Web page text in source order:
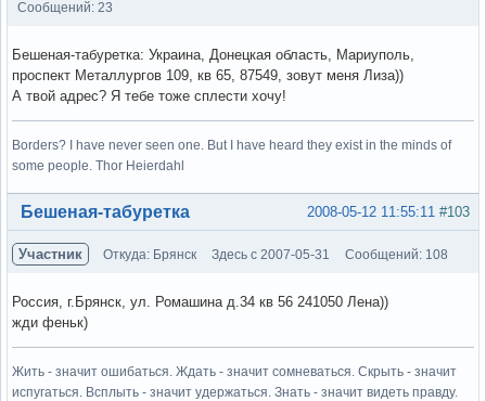
Сообщений: 23
Бешеная-табуретка: Украина, Донецкая область, Мариуполь,
проспект Металлургов 109, кв 65, 87549, зовут меня Лиза))
А твой адрес? Я тебе тоже сплести хочу!
Borders? I have never seen one. But I have heard they exist in the minds of
some people. Thor Heierdahl
Вне форума #103
2008-05-12 11:55:11
Бешеная-табуретка
Участник Откуда: Брянск Здесь с 2007-05-31 Сообщений: 108
Россия, г.Брянск, ул. Ромашина д.34 кв 56 241050 Лена))
жди феньк)
Жить - значит ошибаться. Ждать - значит сомневаться. Скрыть - значит
испугаться. Всплыть - значит удержаться. Знать - значит видеть правду.